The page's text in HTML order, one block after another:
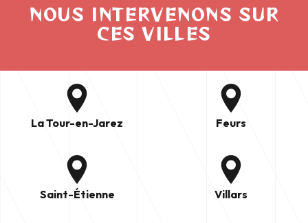
NOUS INTERVENONS SUR
CES VILLES
La Tour-en-Jarez Feurs
Saint-Étienne Villars